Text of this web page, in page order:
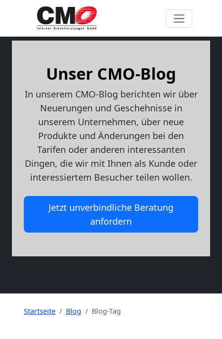
Unser CMO-Blog
In unserem CMO-Blog berichten wir über
Neuerungen und Geschehnisse in
unserem Unternehmen, über neue
Produkte und Änderungen bei den
Tarifen oder anderen interessanten
Dingen, die wir mit Ihnen als Kunde oder
interessiertem Besucher teilen wollen.
Jetzt unverbindliche Beratung
anfordern
Startseite Blog Blog-Tag